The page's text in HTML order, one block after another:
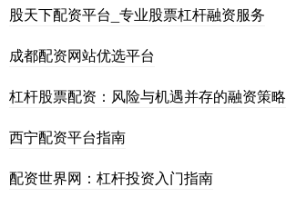
股天下配资平台_专业股票杠杆融资服务
成都配资网站优选平台
杠杆股票配资：风险与机遇并存的融资策略
西宁配资平台指南
配资世界网：杠杆投资入门指南